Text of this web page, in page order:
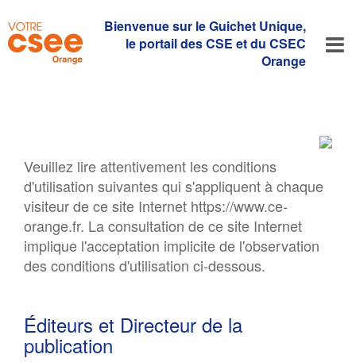
Bienvenue sur le Guichet Unique,
le portail des CSE et du CSEC
Orange
Veuillez lire attentivement les conditions
d'utilisation suivantes qui s'appliquent à chaque
visiteur de ce site Internet https://www.ce-
orange.fr. La consultation de ce site Internet
implique l'acceptation implicite de l'observation
des conditions d'utilisation ci-dessous.
Éditeurs et Directeur de la
publication